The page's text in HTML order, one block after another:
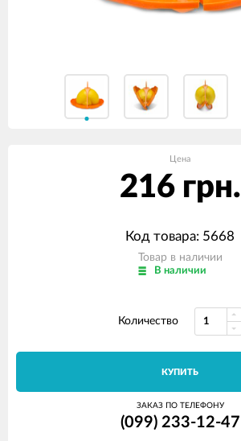
Цена
216 грн.
Код товара: 5668
Товар в наличии
В наличии
Количество
КУПИТЬ
ЗАКАЗ ПО ТЕЛЕФОНУ
(099) 233-12-47